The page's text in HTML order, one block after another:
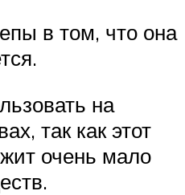
в том, что она
на
так как этот
очень мало